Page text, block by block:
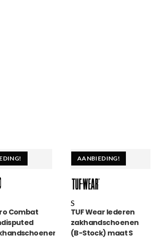
Combat
AANBIEDING!
S
TUF Wear lederen
zakhandschoenen
(B-Stock) maat S